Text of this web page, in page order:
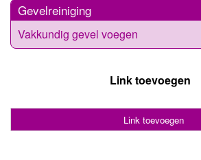
Gevelreiniging
Vakkundig gevel voegen
Link toevoegen
Link toevoegen